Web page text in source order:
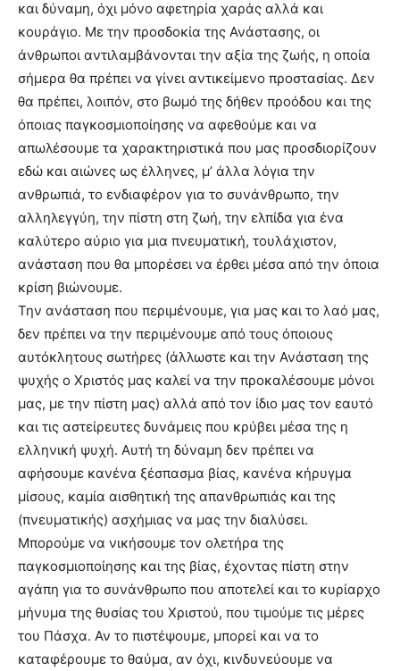
και δύναμη, όχι μόνο αφετηρία χαράς αλλά και
κουράγιο. Με την προσδοκία της Ανάστασης, οι
άνθρωποι αντιλαμβάνονται την αξία της ζωής, η οποία
σήμερα θα πρέπει να γίνει αντικείμενο προστασίας. Δεν
θα πρέπει, λοιπόν, στο βωμό της δήθεν προόδου και της
όποιας παγκοσμιοποίησης να αφεθούμε και να
απωλέσουμε τα χαρακτηριστικά που μας προσδιορίζουν
εδώ και αιώνες ως έλληνες, μ’ άλλα λόγια την
ανθρωπιά, το ενδιαφέρον για το συνάνθρωπο, την
αλληλεγγύη, την πίστη στη ζωή, την ελπίδα για ένα
καλύτερο αύριο για μια πνευματική, τουλάχιστον,
ανάσταση που θα μπορέσει να έρθει μέσα από την όποια
κρίση βιώνουμε.
Την ανάσταση που περιμένουμε, για μας και το λαό μας,
δεν πρέπει να την περιμένουμε από τους όποιους
αυτόκλητους σωτήρες (άλλωστε και την Ανάσταση της
ψυχής ο Χριστός μας καλεί να την προκαλέσουμε μόνοι
μας, με την πίστη μας) αλλά από τον ίδιο μας τον εαυτό
και τις αστείρευτες δυνάμεις που κρύβει μέσα της η
ελληνική ψυχή. Αυτή τη δύναμη δεν πρέπει να
αφήσουμε κανένα ξέσπασμα βίας, κανένα κήρυγμα
μίσους, καμία αισθητική της απανθρωπιάς και της
(πνευματικής) ασχήμιας να μας την διαλύσει.
Μπορούμε να νικήσουμε τον ολετήρα της
παγκοσμιοποίησης και της βίας, έχοντας πίστη στην
αγάπη για το συνάνθρωπο που αποτελεί και το κυρίαρχο
μήνυμα της θυσίας του Χριστού, που τιμούμε τις μέρες
του Πάσχα. Αν το πιστέψουμε, μπορεί και να το
καταφέρουμε το θαύμα, αν όχι, κινδυνεύουμε να